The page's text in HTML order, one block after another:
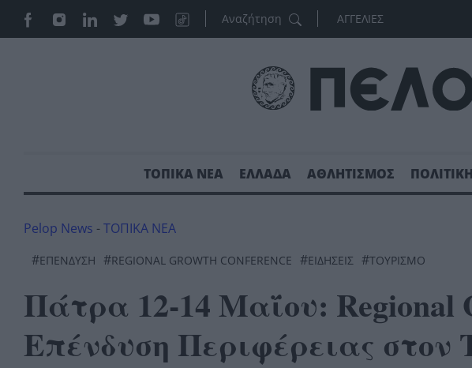
ΑΓΓΕΛΙΕΣ
ΤΟΠΙΚΑ ΝΕΑ ΕΛΛΑΔΑ ΑΘΛΗΤΙΣΜΟΣ ΠΟΛΙΤΙΚΗ
Pelop News -ΤΟΠΙΚΑ ΝΕΑ
#ΕΠΈΝΔΥΣΗ #REGIONAL GROWTH CONFERENCE #ΕΙΔΗΣΕΙΣ #ΤΟΥΡΙΣΜΌ
Πάτρα 12-14 Μαΐου: Regional
Επένδυση Περιφέρειας στον